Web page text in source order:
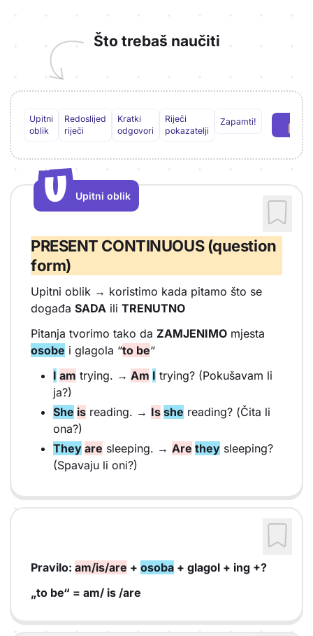
Što trebaš naučiti
Upitni
oblik
Redoslijed
riječi
Kratki
odgovori
Riječi
pokazatelji
Zapamti!
U
U
Upitni oblik
PRESENT CONTINUOUS (question
form)
Upitni oblik → koristimo kada pitamo što se
događa SADA ili TRENUTNO
Pitanja tvorimo tako da ZAMJENIMO mjesta
osobe i glagola “to be“
I am trying. → Am I trying? (Pokušavam li
ja?)
She is reading. → Is she reading? (Čita li
ona?)
They are sleeping. → Are they sleeping?
(Spavaju li oni?)
Pravilo: am/is/are + osoba + glagol + ing +?
„to be“ = am/ is /are